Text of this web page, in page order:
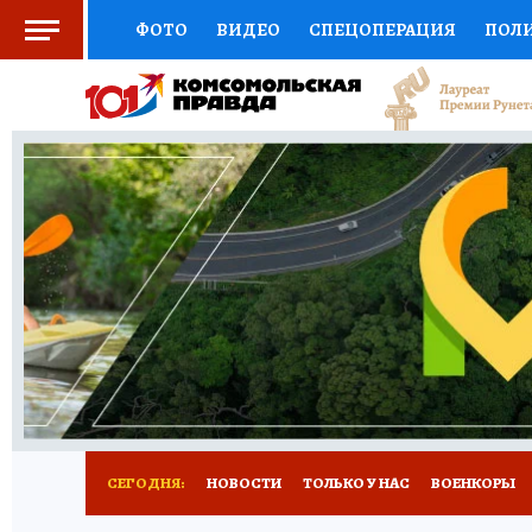
ФОТО ВИДЕО СПЕЦОПЕРАЦИЯ
СОЦПОДДЕРЖКА НАУКА СПОРТ
ВЫБОР ЭКСПЕРТОВ ДОКТОР
КНИЖНАЯ ПОЛКА ПРОГНОЗЫ НА СПОРТ
ПРЕСС-ЦЕНТР НЕДВИЖИМОСТЬ
РАДИО КП РЕКЛАМА ТЕСТЫ НОВОЕ
СЕГОДНЯ: НОВОСТИ ТОЛЬКО У НАС ВОЕНКОРЫ